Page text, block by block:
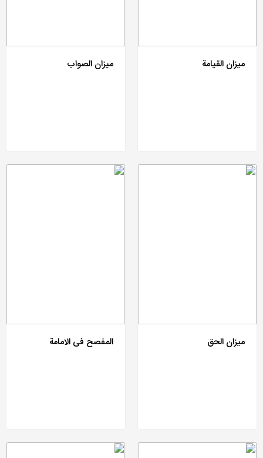
میزان القیامة میزان الصواب
میزان الحق المفصح فی الامامة